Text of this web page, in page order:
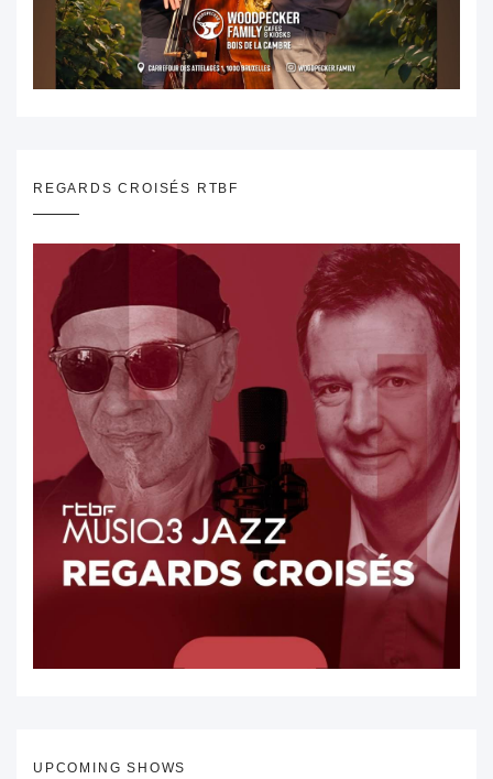
REGARDS CROISÉS RTBF
UPCOMING SHOWS